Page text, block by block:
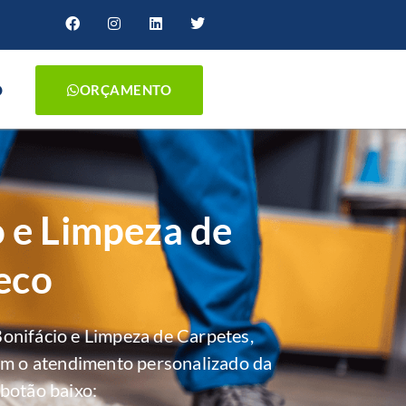
ORÇAMENTO
Limpeza de
e Limpeza de Carpetes,
o atendimento personalizado da
baixo: